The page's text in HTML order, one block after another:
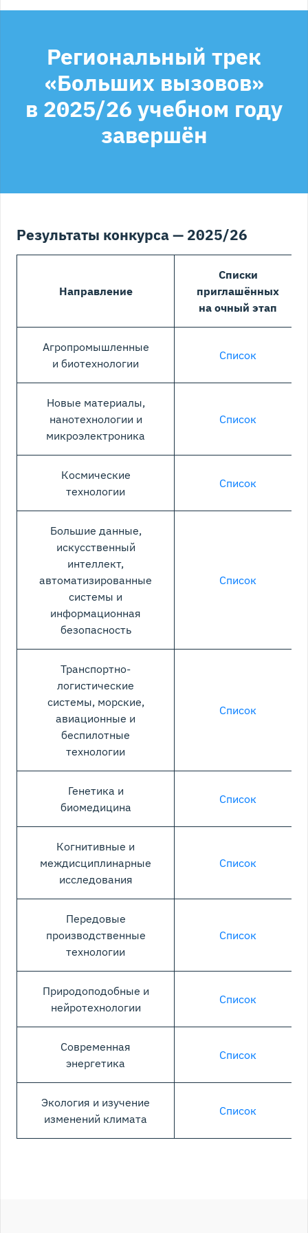
Региональный трек
«Больших вызовов»
в 2025/26 учебном году
завершён
Результаты конкурса — 2025/26
Направление
Списки
приглашённых
на очный этап
Агропромышленные
и биотехнологии
Список
Новые материалы,
нанотехнологии и
микроэлектроника
Список
Космические
технологии
Список
Большие данные,
искусственный
интеллект,
автоматизированные
системы и
информационная
безопасность
Список
Транспортно-
логистические
системы, морские,
авиационные и
беспилотные
технологии
Список
Генетика и
биомедицина
Список
Когнитивные и
междисциплинарные
исследования
Список
Передовые
производственные
технологии
Список
Природоподобные и
нейротехнологии
Список
Современная
энергетика
Список
Экология и изучение
изменений климата
Список